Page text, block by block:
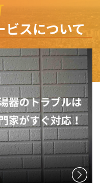
ビスについて